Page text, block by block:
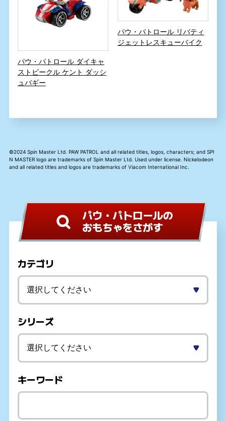
パウ・パトロール ダイキャ
ストビークル ケント ダッシ
ュバギー
パウ・パトロール リバティ
ジェットレスキューバイク
©2024 Spin Master Ltd. PAW PATROL and all related titles, logos, characters; and SPI
N MASTER logo are trademarks of Spin Master Ltd. Used under license. Nickelodeon
and all related titles and logos are trademarks of Viacom International Inc.
パウ・パトロールの
おもちゃをさがす
カテゴリ
シリーズ
キーワード